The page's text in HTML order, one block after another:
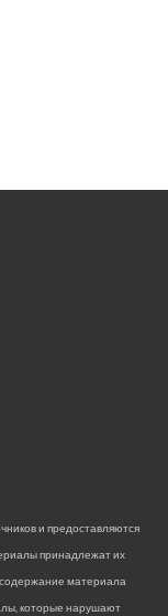
и предоставляются
принадлежат их
материала
которые нарушают